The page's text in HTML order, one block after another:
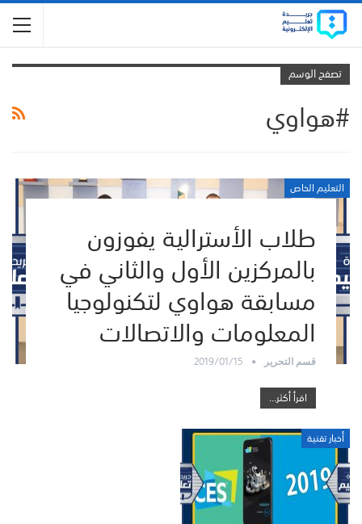
تصفح الوسم
#هواوي
التعليم الخاص
طلاب الأسترالية يفوزون
بالمركزين الأول والثاني في
مسابقة هواوي لتكنولوجيا
المعلومات والاتصالات
قسم التحرير
2019/01/15
اقرأ أكثر...
أخبار تقنية